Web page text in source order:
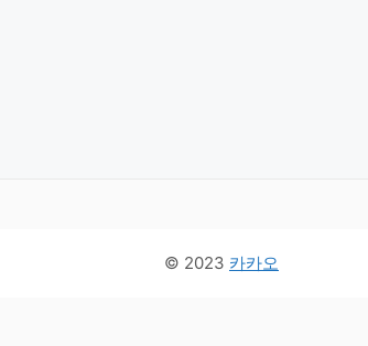
© 2023 카카오